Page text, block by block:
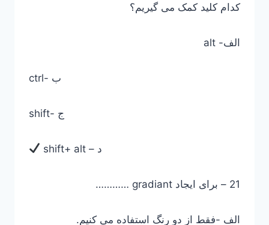
کدام کلید کمک می گیریم؟
الف- alt
ctrl- ب
shift- ج
shift+ alt – د
21 – برای ایجاد gradiant …………
الف -فقط از دو رنگ استفاده می کنیم.